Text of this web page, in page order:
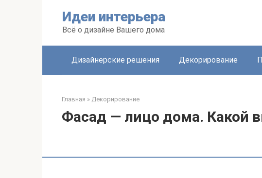
Идеи интерьера
Всё о дизайне Вашего дома
Дизайнерские решения Декорирование
Главная » Декорирование
Фасад — лицо дома. Какой